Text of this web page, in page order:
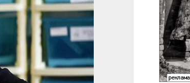
Джафаров,
Коммерсантъ